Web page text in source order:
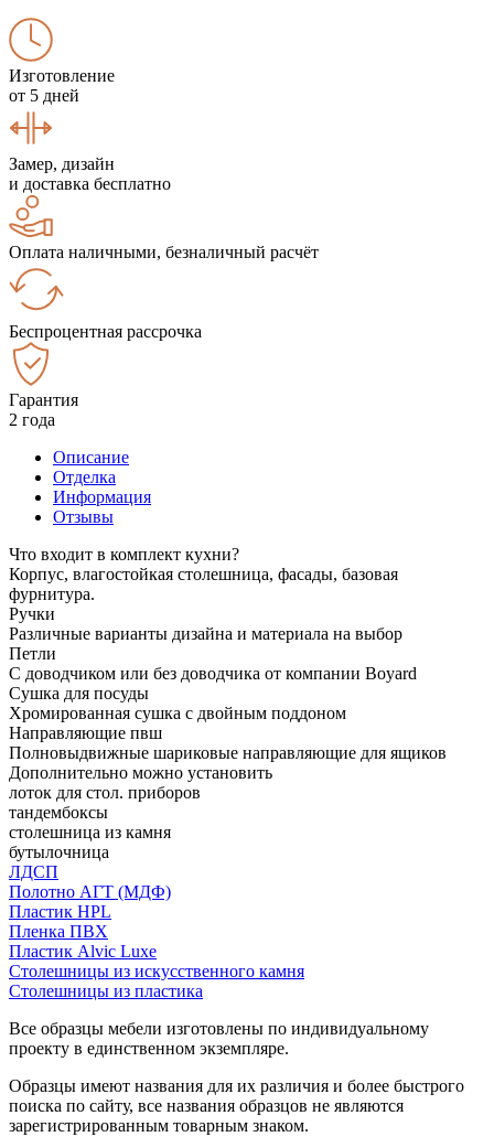
Изготовление
от 5 дней
Замер, дизайн
и доставка бесплатно
Оплата наличными, безналичный расчёт
Беспроцентная рассрочка
Гарантия
2 года
Описание
Отделка
Информация
Отзывы
Что входит в комплект кухни?
Корпус, влагостойкая столешница, фасады, базовая
фурнитура.
Ручки
Различные варианты дизайна и материала на выбор
Петли
С доводчиком или без доводчика от компании Boyard
Сушка для посуды
Хромированная сушка с двойным поддоном
Направляющие пвш
Полновыдвижные шариковые направляющие для ящиков
Дополнительно можно установить
лоток для стол. приборов
тандембоксы
столешница из камня
бутылочница
ЛДСП
Полотно АГТ (МДФ)
Пластик HPL
Пленка ПВХ
Пластик Alvic Luxe
Столешницы из искусственного камня
Столешницы из пластика
Все образцы мебели изготовлены по индивидуальному
проекту в единственном экземпляре.
Образцы имеют названия для их различия и более быстрого
поиска по сайту, все названия образцов не являются
зарегистрированным товарным знаком.